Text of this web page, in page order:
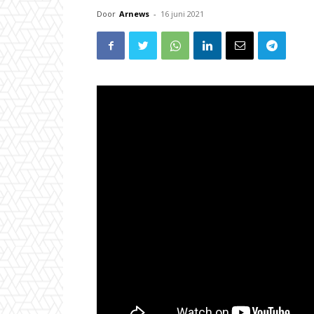
Door Arnews - 16 juni 2021